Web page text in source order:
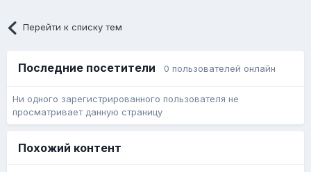
Перейти к списку тем
Последние посетители 0 пользователей онлайн
Ни одного зарегистрированного пользователя не
просматривает данную страницу
Похожий контент